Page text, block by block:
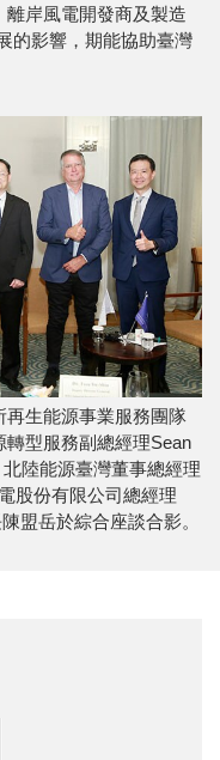
岸風電開發商及製造
的影響，期能協助臺灣
再生能源事業服務團隊
型服務副總經理Sean
陸能源臺灣董事總經理
股份有限公司總經理
盟岳於綜合座談合影。